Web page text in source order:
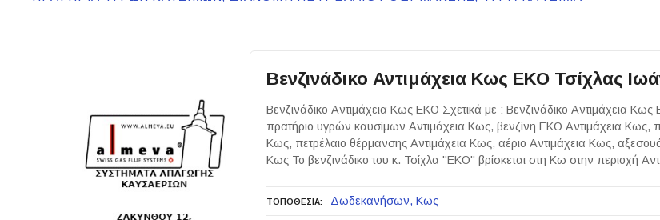
Βενζινάδικο Αντιμάχεια Κως ΕΚΟ Τσίχλας
Βενζινάδικο Αντιμάχεια Κως ΕΚΟ Σχετικά με : Βενζινάδικο Αντιμάχεια Κως
πρατήριο υγρών καυσίμων Αντιμάχεια Κως, βενζίνη ΕΚΟ Αντιμάχεια Κως,
Κως, πετρέλαιο θέρμανσης Αντιμάχεια Κως, αέριο Αντιμάχεια Κως,
Κως Το βενζινάδικο του κ. Τσίχλα "ΕΚΟ" βρίσκεται στη Κω στην περιοχή
ΤΟΠΟΘΕΣΙΑ Δωδεκανήσων Κως